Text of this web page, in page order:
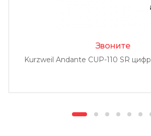
Звоните
Kurzweil Andante CUP-110 SR